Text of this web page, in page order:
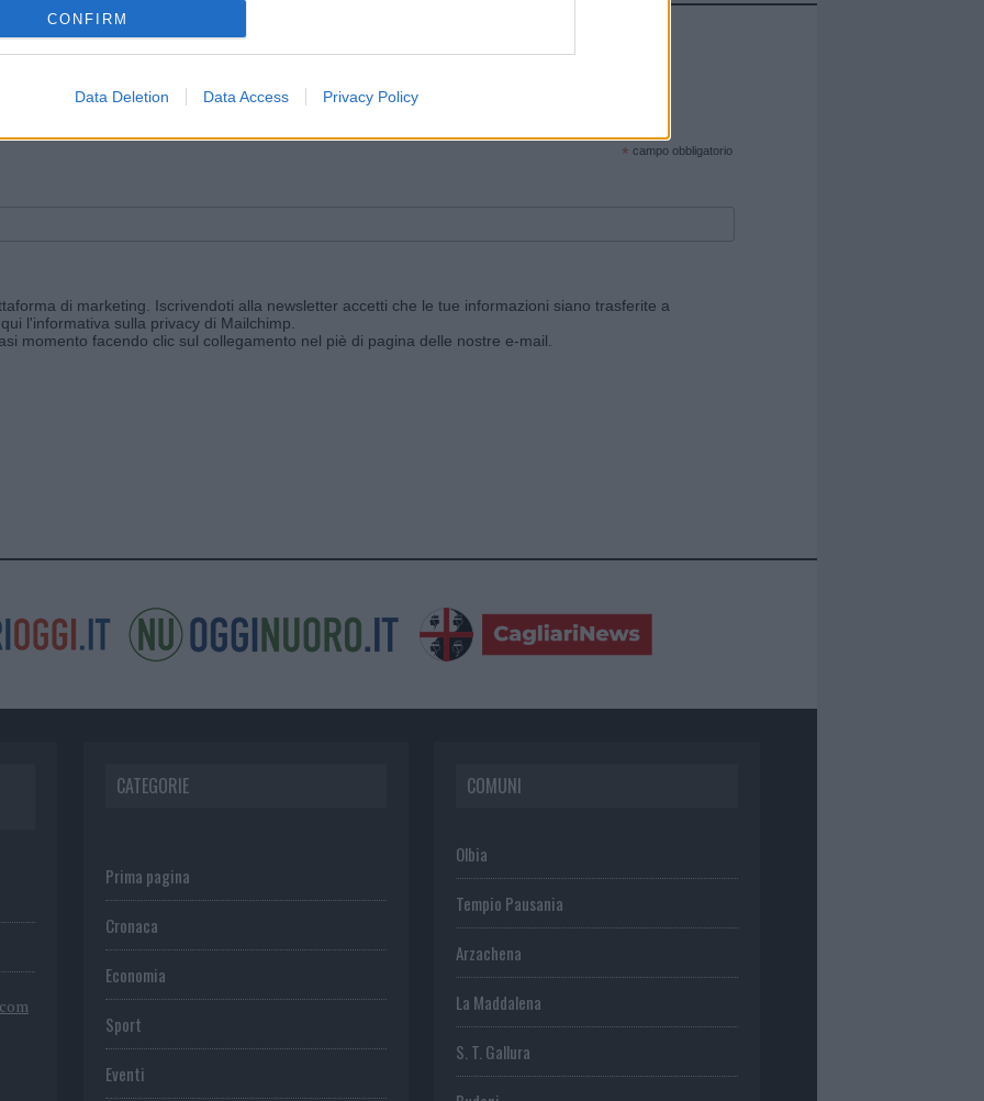
CONFIRM
Data Deletion Data Access Privacy Policy
e ricevi le nostre email periodiche contenenti le ultime notizie pubblicate sul sito web!
* campo obbligatorio
di marketing. Iscrivendoti alla newsletter accetti che le tue informazioni siano trasferite a
l'informativa sulla privacy di Mailchimp
momento facendo clic sul collegamento nel piè di pagina delle nostre e-mail.
CATEGORIE
Prima pagina
Cronaca
Economia
Sport
Eventi
COMUNI
Olbia
Tempio Pausania
Arzachena
La Maddalena
S. T. Gallura